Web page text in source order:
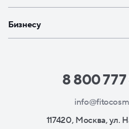
Бизнесу
8 800
117420, Москва, ул.